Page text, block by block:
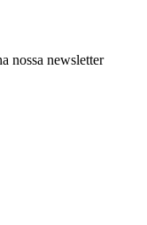
nossa newsletter